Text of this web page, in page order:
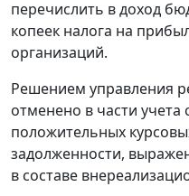
перечислить в доход
копеек налога на
организаций.
Решением управления
отменено в части
положительных
задолженности,
в составе